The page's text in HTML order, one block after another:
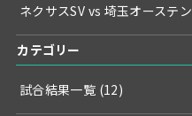
ネクサスSV vs 埼玉オーステン
カテゴリー
試合結果一覧 (12)